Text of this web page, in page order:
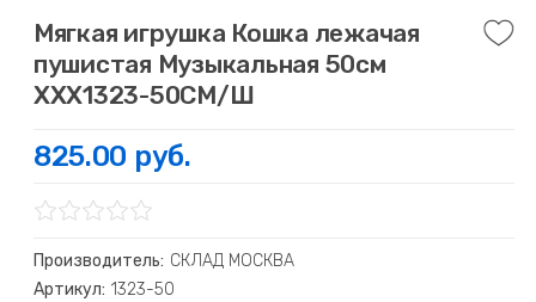
Мягкая игрушка Кошка лежачая
пушистая Музыкальная 50см
ХХХ1323-50СМ/Ш
825.00 руб.
Производитель: СКЛАД МОСКВА
Артикул: 1323-50